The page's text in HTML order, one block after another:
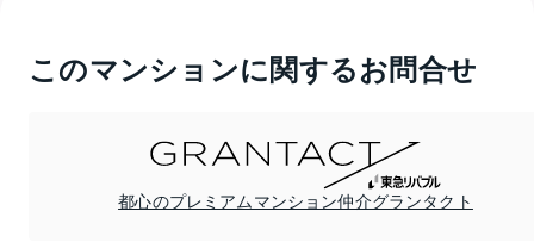
このマンションに関するお問合せ
都心のプレミアムマンション仲介グランタクト